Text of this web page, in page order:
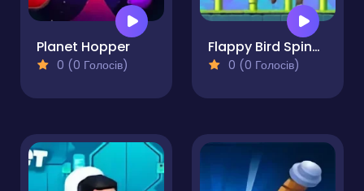
Planet Hopper
0 (0 Голосів)
Flappy Bird Spinning Oia Oia Cat
0 (0 Голосів)